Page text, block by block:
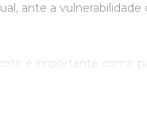
ante a vulnerabilidade
é importante como